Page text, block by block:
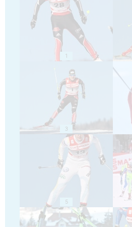
1
3
5